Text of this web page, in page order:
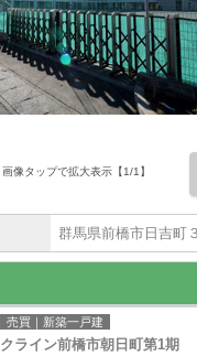
画像タップで拡大表示【1/1】
群馬県前橋市日吉町
売買｜新築一戸建
クライン前橋市朝日町第1期